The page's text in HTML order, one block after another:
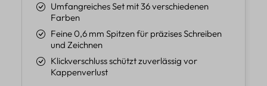
Umfangreiches Set mit 36 verschiedenen
Farben
Feine 0,6 mm Spitzen für präzises Schreiben
und Zeichnen
Klickverschluss schützt zuverlässig vor
Kappenverlust